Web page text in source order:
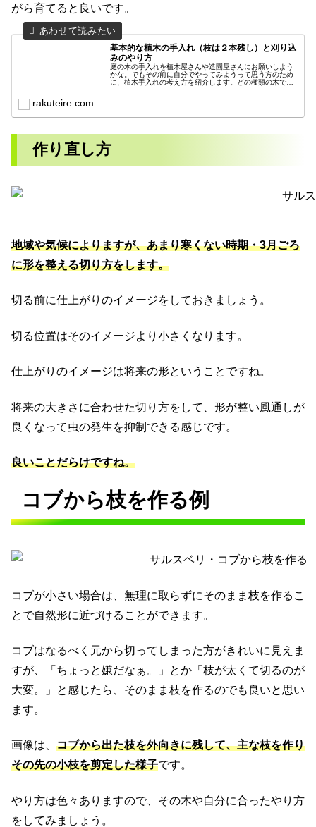
がら育てると良いです。
基本的な植木の手入れ（枝は２本残し）と刈り込
みのやり方
庭の木の手入れを植木屋さんや造園屋さんにお願いしよう
かな。でもその前に自分でやってみようって思う方のため
に、植木手入れの考え方を紹介します。どの種類の木でも
rakuteire.com
作り直し方
地域や気候によりますが、あまり寒くない時期・3月ごろ
に形を整える切り方をします。
切る前に仕上がりのイメージをしておきましょう。
切る位置はそのイメージより小さくなります。
仕上がりのイメージは将来の形ということですね。
将来の大きさに合わせた切り方をして、形が整い風通しが
良くなって虫の発生を抑制できる感じです。
良いことだらけですね。
コブから枝を作る例
コブが小さい場合は、無理に取らずにそのまま枝を作るこ
とで自然形に近づけることができます。
コブはなるべく元から切ってしまった方がきれいに見えま
すが、「ちょっと嫌だなぁ。」とか「枝が太くて切るのが
大変。」と感じたら、そのまま枝を作るのでも良いと思い
ます。
画像は、 コブから出た枝を外向きに残して、主な枝を作り
その先の小枝を剪定した様子です。
やり方は色々ありますので、その木や自分に合ったやり方
をしてみましょう。